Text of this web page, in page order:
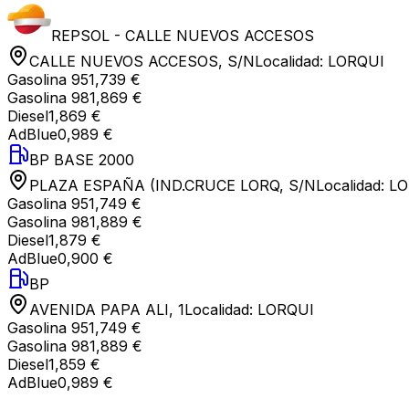
REPSOL - CALLE NUEVOS ACCESOS
CALLE NUEVOS ACCESOS, S/NLocalidad: LORQUI
Gasolina 951,739 €
Gasolina 981,869 €
Diesel1,869 €
AdBlue0,989 €
BP BASE 2000
PLAZA ESPAÑA (IND.CRUCE LORQ, S/NLocalidad:
Gasolina 951,749 €
Gasolina 981,889 €
Diesel1,879 €
AdBlue0,900 €
BP
AVENIDA PAPA ALI, 1Localidad: LORQUI
Gasolina 951,749 €
Gasolina 981,889 €
Diesel1,859 €
AdBlue0,989 €